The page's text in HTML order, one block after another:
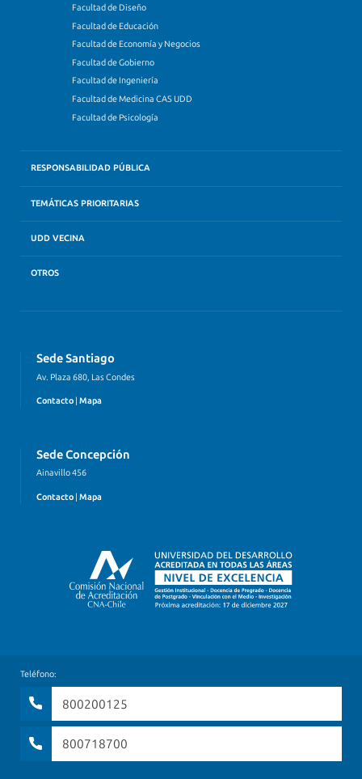
Facultad de Diseño
Facultad de Educación
Facultad de Economía y Negocios
Facultad de Gobierno
Facultad de Ingeniería
Facultad de Medicina CAS UDD
Facultad de Psicología
RESPONSABILIDAD PÚBLICA
TEMÁTICAS PRIORITARIAS
UDD VECINA
OTROS
Sede Santiago
Av. Plaza 680, Las Condes
Contacto | Mapa
Sede Concepción
Ainavillo 456
Contacto | Mapa
Teléfono:
800200125
800718700